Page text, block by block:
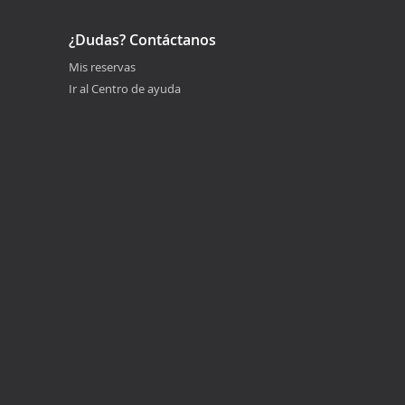
¿Dudas? Contáctanos
Mis reservas
Ir al Centro de ayuda